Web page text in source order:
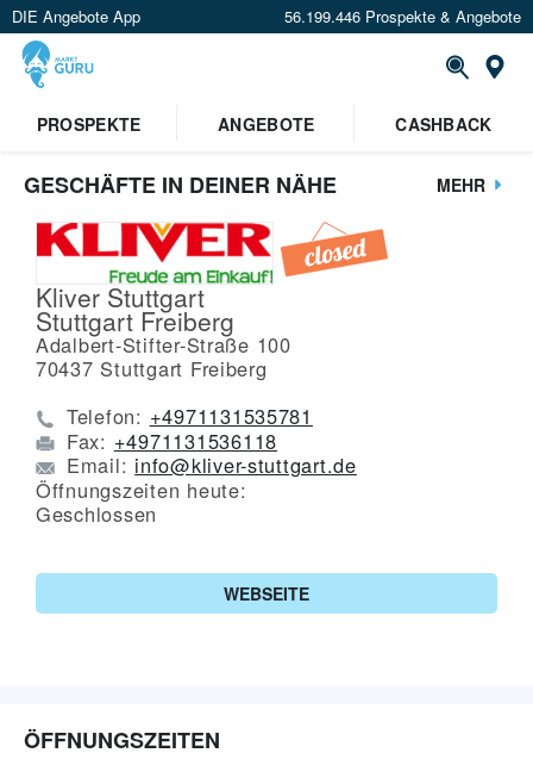
DIE Angebote App 56.199.446 Prospekte & Angebote
PROSPEKTE
ANGEBOTE CASHBACK
GESCHÄFTE IN DEINER NÄHE MEHR
Kliver Stuttgart
Stuttgart Freiberg
Adalbert-Stifter-Straße 100
70437 Stuttgart Freiberg
Telefon: +4971131535781
Fax: +4971131536118
Email: info@kliver-stuttgart.de
Öffnungszeiten heute:
Geschlossen
WEBSEITE
ÖFFNUNGSZEITEN